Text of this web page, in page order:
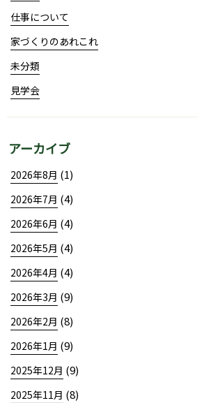
仕事について
家づくりのあれこれ
未分類
見学会
アーカイブ
2026年8月 (1)
2026年7月 (4)
2026年6月 (4)
2026年5月 (4)
2026年4月 (4)
2026年3月 (9)
2026年2月 (8)
2026年1月 (9)
2025年12月 (9)
2025年11月 (8)